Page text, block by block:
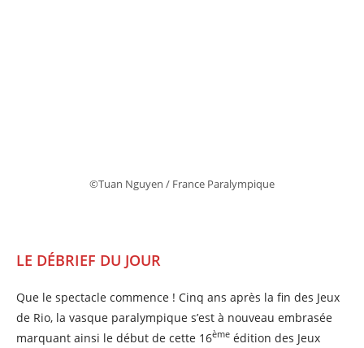
©Tuan Nguyen / France Paralympique
LE DÉBRIEF DU JOUR
Que le spectacle commence ! Cinq ans après la fin des Jeux
de Rio, la vasque paralympique s’est à nouveau embrasée
marquant ainsi le début de cette 16ème édition des Jeux